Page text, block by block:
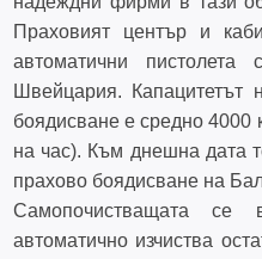
Праховият център и
автоматични
Швейцария. Капацитетът
боядисване е средно 4000
на час). Към днешна дата
прахово боядисване на
Самопочистващата се
автоматично изчиства